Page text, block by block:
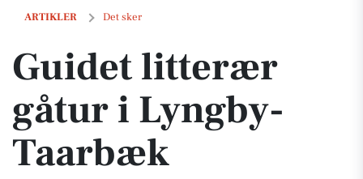
ARTIKLER Det sker
Guidet litterær gåtur i Lyngby-Taarbæk
Guidet litterær
gåtur i Lyngby-
Taarbæk